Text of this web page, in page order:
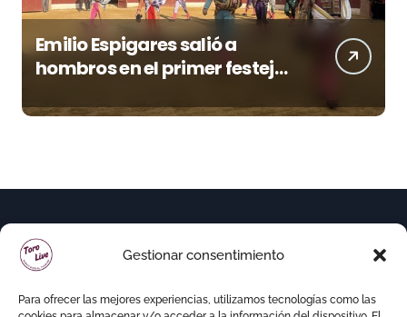
Gestionar consentimiento
Para ofrecer las mejores experiencias, utilizamos tecnologías como las
Emilio Espigares salió a
hombros en el primer festejo
la Feria de Gor